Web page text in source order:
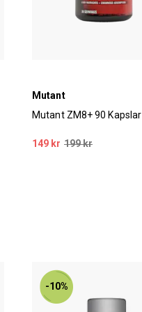
Mutant
Mutant ZM8+ 90 Kapslar
149 kr 199 kr
-10%